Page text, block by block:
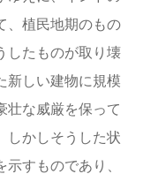
、植民地期のもの
したものが取り壊
新しい建物に規模
壮な威厳を保って
しかしそうした状
すものであり、